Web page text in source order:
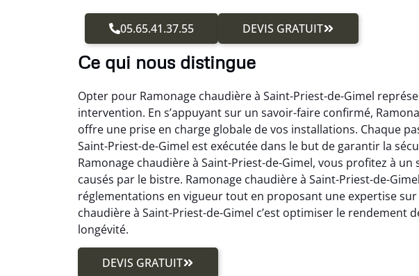
05.65.41.37.55 DEVIS GRATUIT
Ce qui nous distingue
Opter pour Ramonage chaudière à Saint-Priest-de-Gimel
intervention. En s’appuyant sur un savoir-faire confirmé,
offre une prise en charge globale de vos installations. Chaque
Saint-Priest-de-Gimel est exécutée dans le but de garantir la
Ramonage chaudière à Saint-Priest-de-Gimel, vous profitez à
causés par le bistre. Ramonage chaudière à Saint-Priest-de-
réglementations en vigueur tout en proposant une expertise sur
chaudière à Saint-Priest-de-Gimel c’est optimiser le rendement
longévité.
DEVIS GRATUIT